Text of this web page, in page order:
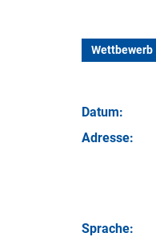
Wettbewerb
Datum:
Adresse:
Sprache: